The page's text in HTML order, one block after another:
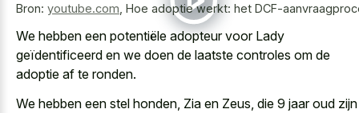
Bron: youtube.com Hoe adoptie werkt: het DCF-
We hebben een potentiële adopteur voor Lady
geïdentificeerd en we doen de laatste controles om de
adoptie af te ronden.
We hebben een stel honden, Zia en Zeus, die 9 jaar oud zijn